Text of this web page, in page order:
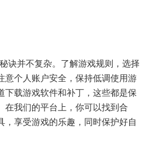
诀并不复杂。了解游戏规则，选择
意个人账户安全，保持低调使用游
下载游戏软件和补丁，这些都是保
在我们的平台上，你可以找到合
，享受游戏的乐趣，同时保护好自